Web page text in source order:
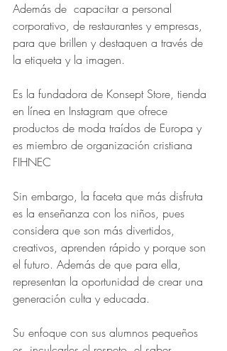
Además de  capacitar a personal
corporativo, de restaurantes y empresas,
para que brillen y destaquen a través de
la etiqueta y la imagen.
Es la fundadora de Konsept Store, tienda
en línea en Instagram que ofrece
productos de moda traídos de Europa y
es miembro de organización cristiana
FIHNEC
Sin embargo, la faceta que más disfruta
es la enseñanza con los niños, pues
considera que son más divertidos,
creativos, aprenden rápido y porque son
el futuro. Además de que para ella,
representan la oportunidad de crear una
generación culta y educada.
Su enfoque con sus alumnos pequeños